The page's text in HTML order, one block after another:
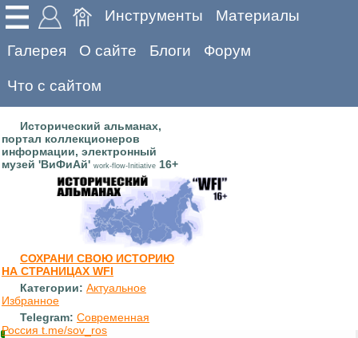
Инструменты Материалы
Галерея О сайте Блоги Форум
Что с сайтом
Исторический альманах,
портал коллекционеров
информации, электронный
музей 'ВиФиАй' work-flow-Initiative 16+
СОХРАНИ СВОЮ ИСТОРИЮ
НА СТРАНИЦАХ WFI
Категории: Актуальное
Избранное
Telegram: Современная
Россия t.me/sov_ros